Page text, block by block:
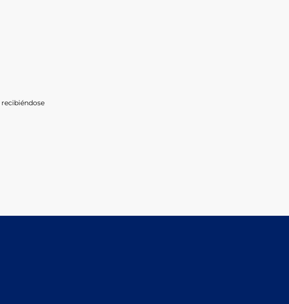
recibiéndose